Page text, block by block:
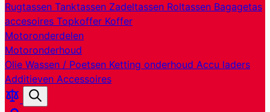
Rugtassen Tanktassen Zadeltassen Roltassen Bagagetas
accesoires Topkoffer Koffer
Motoronderdelen
Motoronderhoud
Olie Wassen / Poetsen Ketting onderhoud Accu laders
Additieven Accessoires
Producten
vergelijken
Zoek